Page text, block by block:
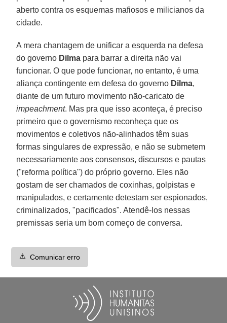
aberto contra os esquemas mafiosos e milicianos da
cidade.
A mera chantagem de unificar a esquerda na defesa
do governo Dilma para barrar a direita não vai
funcionar. O que pode funcionar, no entanto, é uma
aliança contingente em defesa do governo Dilma,
diante de um futuro movimento não-caricato de
impeachment. Mas pra que isso aconteça, é preciso
primeiro que o governismo reconheça que os
movimentos e coletivos não-alinhados têm suas
formas singulares de expressão, e não se submetem
necessariamente aos consensos, discursos e pautas
("reforma política") do próprio governo. Eles não
gostam de ser chamados de coxinhas, golpistas e
manipulados, e certamente detestam ser espionados,
criminalizados, "pacificados". Atendê-los nessas
premissas seria um bom começo de conversa.
⚠️ Comunicar erro